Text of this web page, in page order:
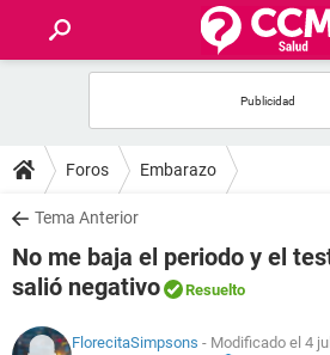
FOROS
SALUD
FAMILIA
NUTRICIÓN
Foros Embarazo
Tema Anterior
No me baja el periodo y el
salió negativo
Resuelto
FlorecitaSimpsons - Modificado el 4